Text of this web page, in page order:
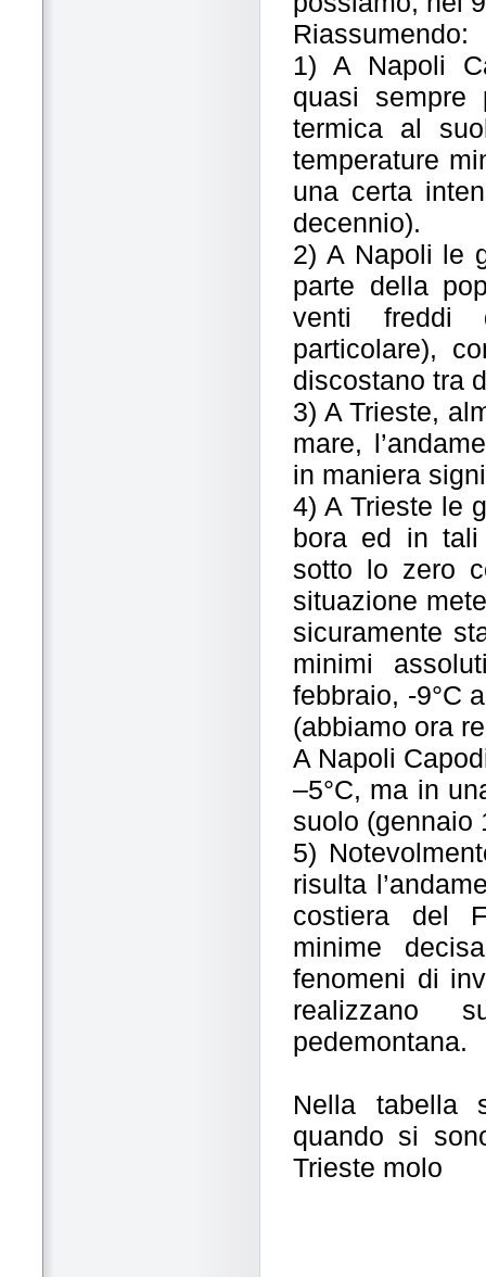
Riassumendo:
1) A Napoli
quasi sempre
termica al
temperature
una certa
decennio).
2) A Napoli le
parte della
venti freddi
particolare),
discostano tra
3) A Trieste,
mare,
in maniera
4) A Trieste le
bora ed in tali
sotto lo zero
situazione
sicuramente
minimi
febbraio, -9°C
(abbiamo ora
A Napoli
–5°C, ma in
suolo (gennaio
5)
risulta
costiera del
minime
fenomeni di
realizzano
pedemontana.
Nella tabella
quando si
Trieste molo